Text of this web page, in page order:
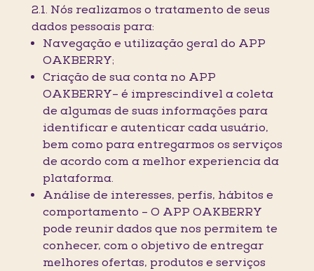
2.1. Nós realizamos o tratamento de seus
dados pessoais para:
Navegação e utilização geral do APP
OAKBERRY;
Criação de sua conta no APP
OAKBERRY– é imprescindível a coleta
de algumas de suas informações para
identificar e autenticar cada usuário,
bem como para entregarmos os serviços
de acordo com a melhor experiencia da
plataforma.
Análise de interesses, perfis, hábitos e
comportamento – O APP OAKBERRY
pode reunir dados que nos permitem te
conhecer, com o objetivo de entregar
melhores ofertas, produtos e serviços